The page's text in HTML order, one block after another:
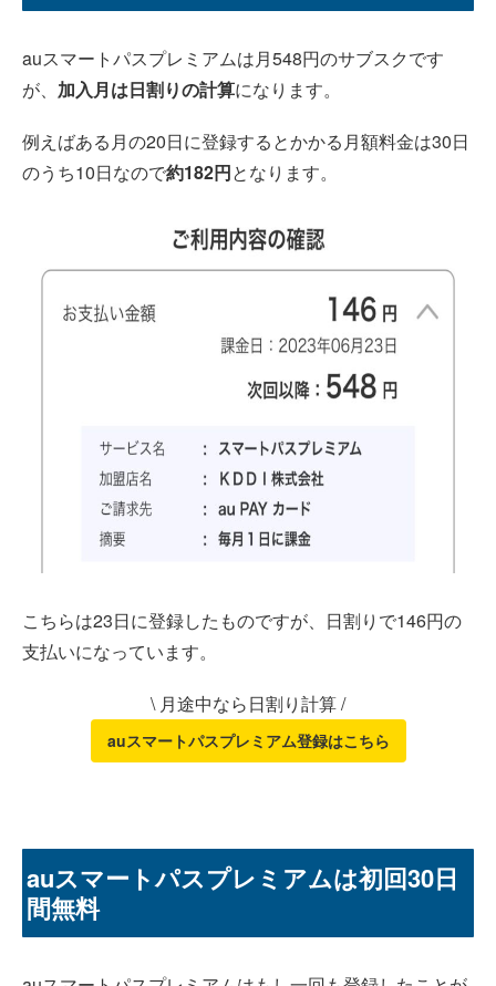
auスマートパスプレミアムは月548円のサブスクです
が、 加入月は日割りの計算になります。
例えばある月の20日に登録するとかかる月額料金は30日
のうち10日なので約182円となります。
こちらは23日に登録したものですが、日割りで146円の
支払いになっています。
\ 月途中なら日割り計算 /
auスマートパスプレミアム登録はこちら
auスマートパスプレミアムは初回30日
間無料